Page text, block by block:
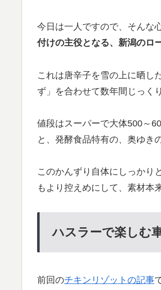
今日は一人ですので、そんな
付けの主役となる、新潟のロ
これは唐辛子を雪の上に晒し
ず」を合わせて数年間じっく
値段はスーパーで大体500～
と、発酵食品特有の、奥ゆき
このかんずり自体にしっかり
もより控えめにして、素材本
ハスラーで楽しむ
前回のチキンリゾットの記事